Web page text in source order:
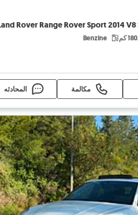
Rover Range Rover Sport 2014
كم Benzine
مكالمة المحادثه